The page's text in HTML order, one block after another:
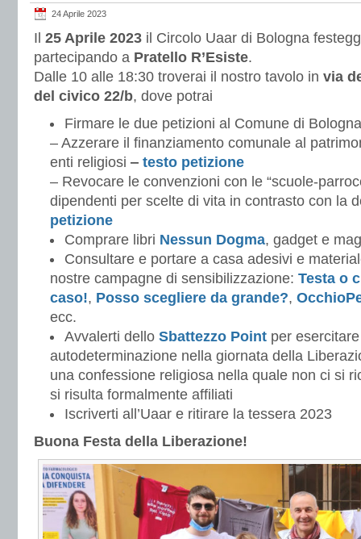
24 Aprile 2023
Il 25 Aprile 2023 il Circolo Uaar di Bologna
partecipando a Pratello R’Esiste.
Dalle 10 alle 18:30 troverai il nostro tavolo in via
del civico 22/b, dove potrai
Firmare le due petizioni al Comune di
– Azzerare il finanziamento comunale al
enti religiosi ‒ testo petizione
– Revocare le convenzioni con le “scuole-
dipendenti per scelte di vita in contrasto con la
petizione
Comprare libri Nessun Dogma, gadget e
Consultare e portare a casa adesivi e
nostre campagne di sensibilizzazione: Testa o
caso!, Posso scegliere da grande?,
ecc.
Avvalerti dello Sbattezzo Point per
autodeterminazione nella giornata della
una confessione religiosa nella quale non ci si
si risulta formalmente affiliati
Iscriverti all’Uaar e ritirare la tessera 2023
Buona Festa della Liberazione!